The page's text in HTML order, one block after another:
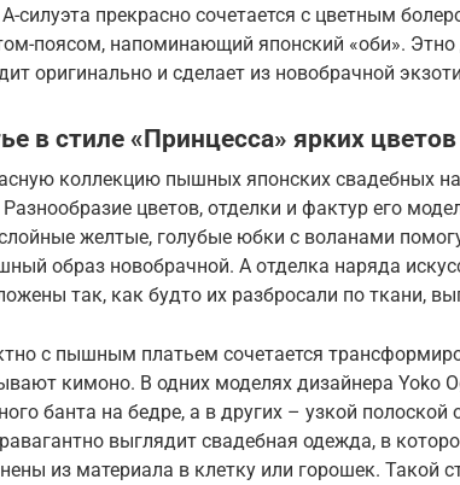
силуэта прекрасно сочетается с цветным
поясом, напоминающий японский «оби». Этно
оригинально и сделает из новобрачной
в стиле «Принцесса» ярких цветов
коллекцию пышных японских свадебных
цветов, отделки и фактур его
желтые, голубые юбки с воланами
образ новобрачной. А отделка наряда
так, как будто их разбросали по ткани,
с пышным платьем сочетается
кимоно. В одних моделях дизайнера Yoko
банта на бедре, а в других – узкой
выглядит свадебная одежда, в
из материала в клетку или горошек. Такой